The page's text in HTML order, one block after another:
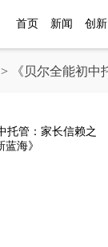
首页 新闻 创新
> 《贝尔全能初中